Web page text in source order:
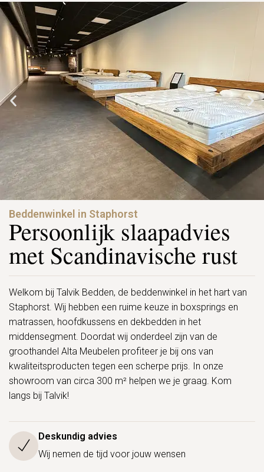
Beddenwinkel in Staphorst
Persoonlijk slaapadvies
met Scandinavische rust
Welkom bij Talvik Bedden, de beddenwinkel in het hart van
Staphorst. Wij hebben een ruime keuze in boxsprings en
matrassen, hoofdkussens en dekbedden in het
middensegment. Doordat wij onderdeel zijn van de
groothandel Alta Meubelen profiteer je bij ons van
kwaliteitsproducten tegen een scherpe prijs. In onze
showroom van circa 300 m² helpen we je graag. Kom
langs bij Talvik!
Deskundig advies
Wij nemen de tijd voor jouw wensen